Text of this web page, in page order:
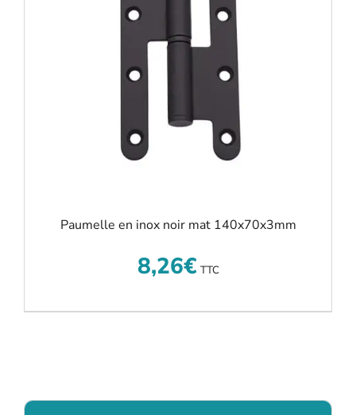
Paumelle en inox noir mat 140x70x3mm
8,26€ TTC